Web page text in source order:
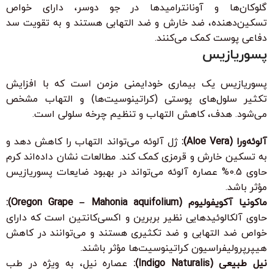
گلوکان‌ها و آونانترامیدها در جو دوسر، دارای خواص
تسکین‌دهنده، ضد خارش و ضد التهابی هستند و به تقویت سد
دفاعی پوست کمک می‌کنند.
پسوریازیس
پسوریازیس یک بیماری خودایمنی مزمن است که با افزایش
تکثیر سلول‌های پوستی (کراتینوسیت‌ها) و التهاب مشخص
می‌شود. هدف، کاهش التهاب و تنظیم چرخه سلولی است.
آلوئه‌ورا (Aloe Vera):
ژل آلوئه می‌تواند التهاب را کاهش دهد و
به تسکین خارش و قرمزی کمک کند. مطالعات نشان داده‌اند کرم
حاوی 0.5% عصاره آلوئه می‌تواند در بهبود ضایعات پسوریازیس
مؤثر باشد.
ماکونیا آکویفولیوم (Oregon Grape – Mahonia aquifolium):
حاوی آلکالوئیدهایی نظیر بربرین و اکسی‌کانتین است که دارای
خواص ضد التهابی و ضد تکثیری هستند و می‌توانند در کاهش
هیپرپرولیفراسیون کراتینوسیت‌ها مؤثر باشند.
نیل طبیعی (Indigo Naturalis):
عصاره نیل، به ویژه در طب